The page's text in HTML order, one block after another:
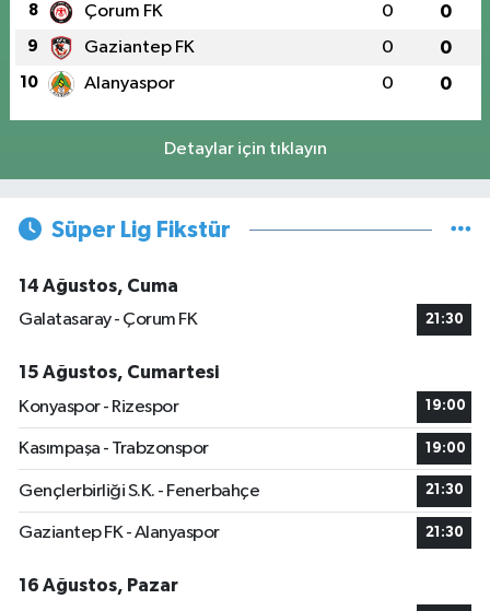
8 Çorum FK 0 0
9 Gaziantep FK 0 0
10 Alanyaspor 0 0
Detaylar için tıklayın
Süper Lig Fikstür
14 Ağustos, Cuma
Galatasaray - Çorum FK
21:30
15 Ağustos, Cumartesi
Konyaspor - Rizespor
19:00
Kasımpaşa - Trabzonspor 19:00
Gençlerbirliği S.K. - Fenerbahçe 21:30
Gaziantep FK - Alanyaspor 21:30
16 Ağustos, Pazar